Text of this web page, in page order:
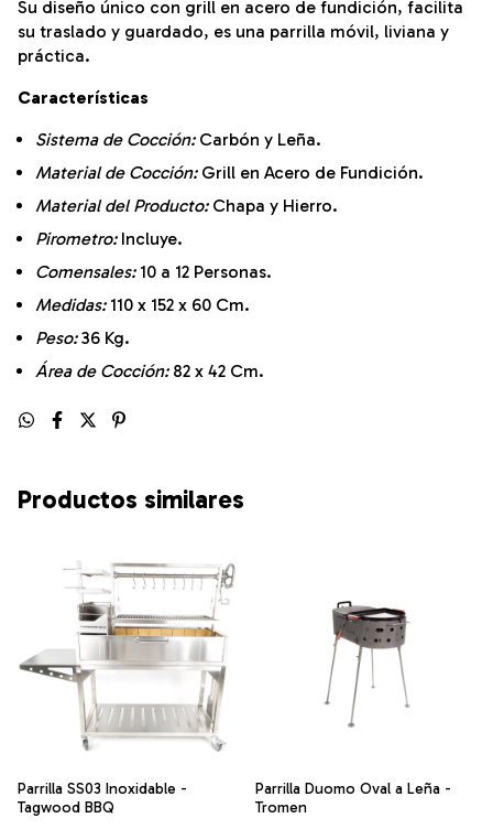
Su diseño único con grill en acero de fundición, facilita
su traslado y guardado, es una parrilla móvil, liviana y
práctica.
Características
Sistema de Cocción:Carbón y Leña.
Material de Cocción:Grill en Acero de Fundición.
Material del Producto:Chapa y Hierro.
Pirometro:Incluye.
Comensales:10 a 12 Personas.
Medidas: 110 x 152 x 60 Cm.
Peso:36 Kg.
Área de Cocción:82 x 42 Cm.
Productos similares
Parrilla SS03 Inoxidable -
Tagwood BBQ
Parrilla Duomo Oval a Leña -
Tromen